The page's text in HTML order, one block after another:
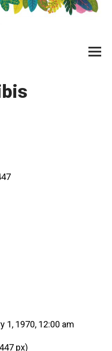
Main
Menu
1, 1970, 12:00 am
px)